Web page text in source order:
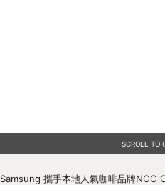
SCROLL TO
Samsung 攜手本地人氣咖啡品牌NOC